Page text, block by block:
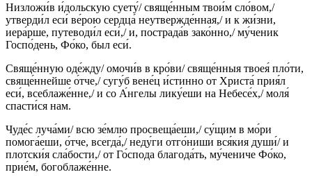
Низложи́в и́дольскую суету́/ свяще́нным твои́м сло́вом,/
утверди́л еси́ ве́рою сердца́ неутвержде́нная,/ и к жи́зни,
иера́рше, путеводи́л еси́,/ и, пострада́в зако́нно,/ му́ченик
Госпо́день, Фо́ко, был еси́.
Свяще́нную оде́жду/ омочи́в в кро́ви/ свяще́нныя твоея́ пло́ти,
свяще́ннейше о́тче,/ сугу́б вене́ц и́стинно от Христа́ прия́л
еси́, всеблаже́нне,/ и со А́нгелы лику́еши на Небесе́х,/ моля́
спасти́ся нам.
Чуде́с луча́ми/ всю зе́млю просвеща́еши,/ су́щим в мо́ри
помога́еши, о́тче, всегда́,/ неду́ги отго́ниши вся́кия души́/ и
плотски́я сла́бости,/ от Го́спода благода́ть, му́чениче Фо́ко,
прие́м, богоблаже́нне.